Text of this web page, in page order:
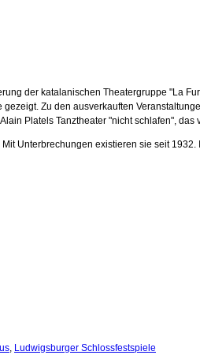
der katalanischen Theatergruppe "La
Zu den ausverkauften
Platels Tanztheater "nicht schlafen",
Unterbrechungen existieren sie seit
, Ludwigsburger Schlossfestspiele